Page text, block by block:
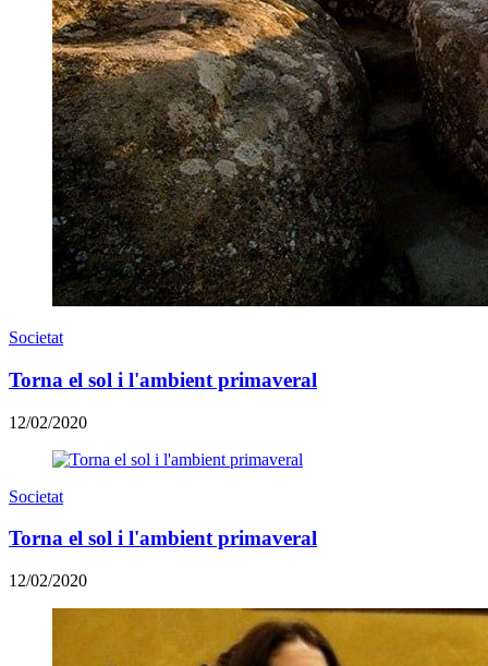
Societat
Torna el sol i l'ambient primaveral
12/02/2020
Societat
Torna el sol i l'ambient primaveral
12/02/2020